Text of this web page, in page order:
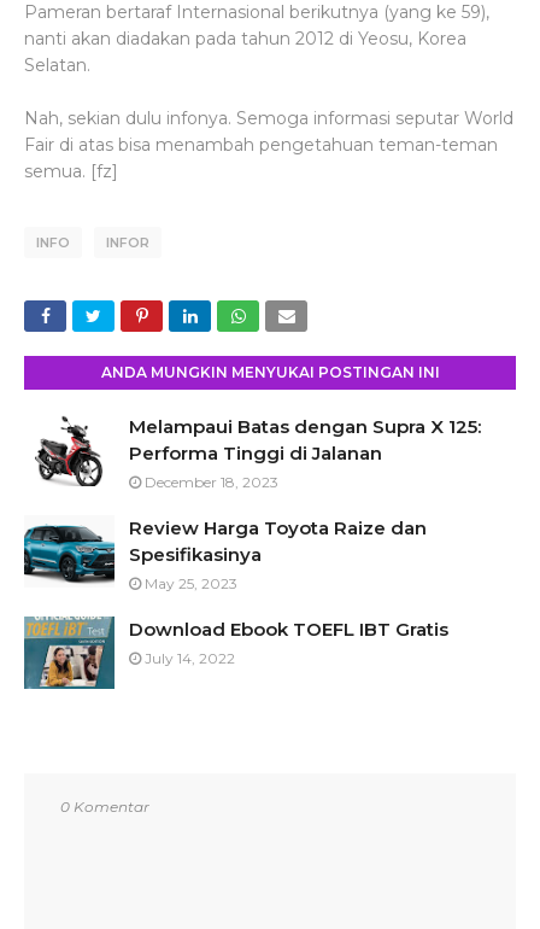
Pameran bertaraf Internasional berikutnya (yang ke 59),
nanti akan diadakan pada tahun 2012 di Yeosu, Korea
Selatan.
Nah, sekian dulu infonya. Semoga informasi seputar World
Fair di atas bisa menambah pengetahuan teman-teman
semua. [fz]
INFO INFOR
ANDA MUNGKIN MENYUKAI POSTINGAN INI
Melampaui Batas dengan Supra X 125:
Performa Tinggi di Jalanan
December 18, 2023
Review Harga Toyota Raize dan
Spesifikasinya
May 25, 2023
Download Ebook TOEFL IBT Gratis
July 14, 2022
0 Komentar